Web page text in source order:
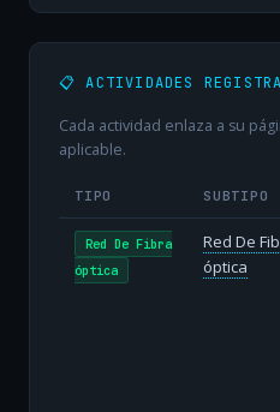
📋 ACTIVIDADES
Cada actividad enlaza a su
aplicable.
TIPO SUBTIPO
Red De Fibra
óptica
Red De
óptica